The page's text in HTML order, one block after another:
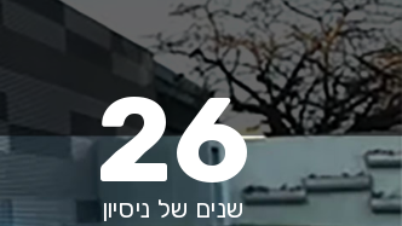
26
שנים של ניסיון